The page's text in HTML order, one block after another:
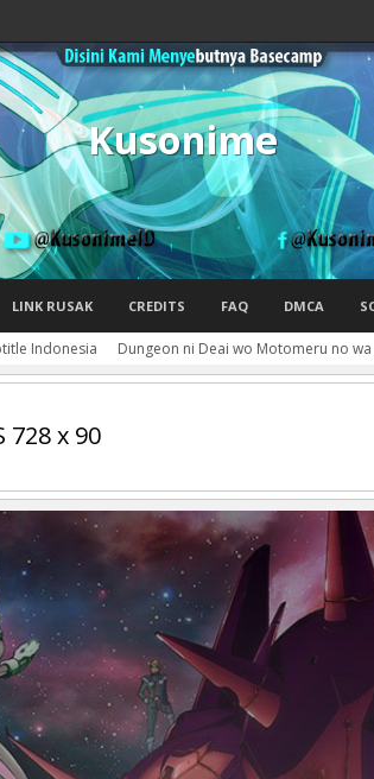
Kusonime
LINK RUSAK CREDITS FAQ DMCA
Indonesia Dungeon ni Deai wo Motomeru no
728 x 90